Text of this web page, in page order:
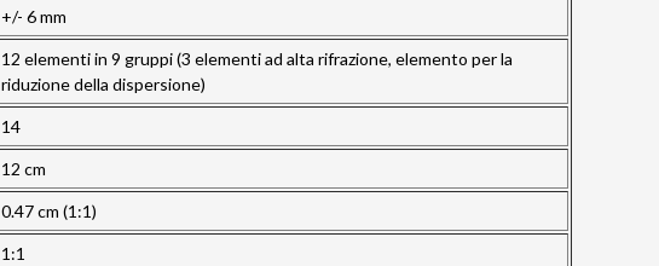
+/- 6 mm
12 elementi in 9 gruppi (3 elementi ad alta rifrazione, elemento per la
riduzione della dispersione)
14
12 cm
0.47 cm (1:1)
1:1